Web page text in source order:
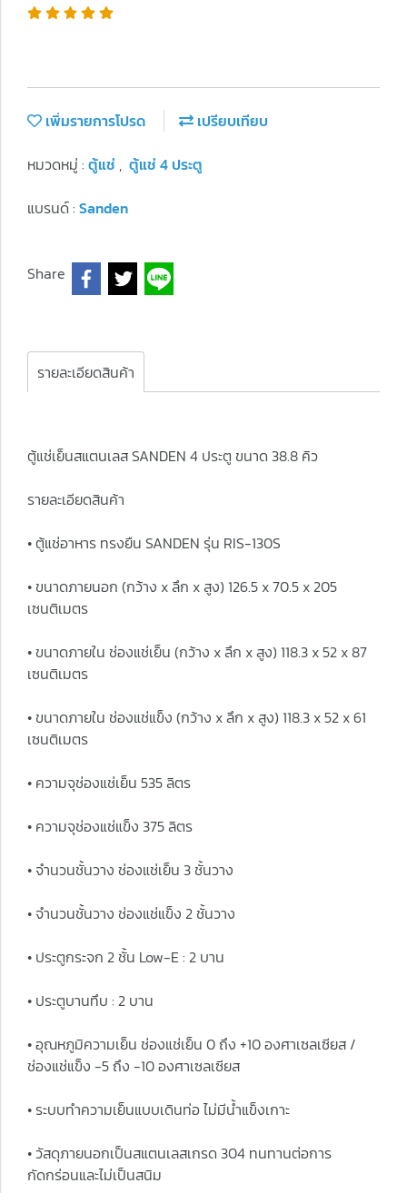
เพิ่มรายการโปรด
เปรียบเทียบ
หมวดหมู่ : ตู้แช่ , ตู้แช่ 4 ประตู
แบรนด์ : Sanden
Share
รายละเอียดสินค้า
ตู้แช่เย็นสแตนเลส SANDEN 4 ประตู ขนาด 38.8 คิว
รายละเอียดสินค้า
• ตู้แช่อาหาร ทรงยืน SANDEN รุ่น RIS-130S
• ขนาดภายนอก (กว้าง x ลึก x สูง) 126.5 x 70.5 x 205
เซนติเมตร
• ขนาดภายใน ช่องแช่เย็น (กว้าง x ลึก x สูง) 118.3 x 52 x 87
เซนติเมตร
• ขนาดภายใน ช่องแช่แข็ง (กว้าง x ลึก x สูง) 118.3 x 52 x 61
เซนติเมตร
• ความจุช่องแช่เย็น 535 ลิตร
• ความจุช่องแช่แข็ง 375 ลิตร
• จำนวนชั้นวาง ช่องแช่เย็น 3 ชั้นวาง
• จำนวนชั้นวาง ช่องแช่แข็ง 2 ชั้นวาง
• ประตูกระจก 2 ชั้น Low-E : 2 บาน
• ประตูบานทึบ : 2 บาน
• อุณหภูมิความเย็น ช่องแช่เย็น 0 ถึง +10 องศาเซลเซียส /
ช่องแช่แข็ง -5 ถึง -10 องศาเซลเซียส
• ระบบทำความเย็นแบบเดินท่อ ไม่มีน้ำแข็งเกาะ
• วัสดุภายนอกเป็นสแตนเลสเกรด 304 ทนทานต่อการ
กัดกร่อนและไม่เป็นสนิม